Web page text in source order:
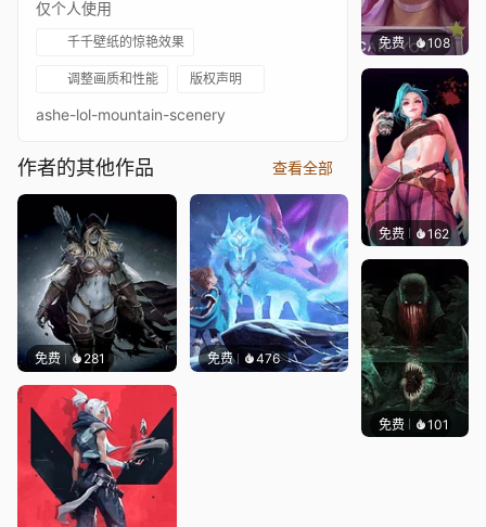
仅个人使用
千千壁纸的惊艳效果
调整画质和性能 版权声明
ashe-lol-mountain-scenery
作者的其他作品 查看全部
免费 281 免费 476
免费 108Melon
免费 162
免费 101Kyllar